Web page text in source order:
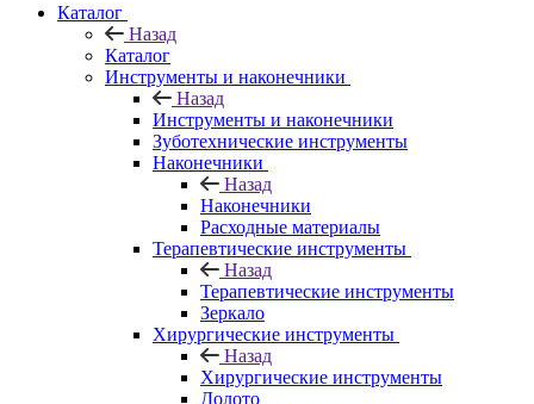
Каталог
Назад
Каталог
Инструменты и наконечники
Назад
Инструменты и наконечники
Зуботехнические инструменты
Наконечники
Назад
Наконечники
Расходные материалы
Терапевтические инструменты
Назад
Терапевтические инструменты
Зеркало
Хирургические инструменты
Назад
Хирургические инструменты
Долото